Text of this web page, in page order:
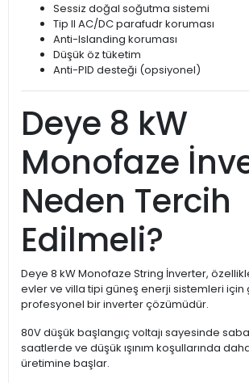
Sessiz doğal soğutma sistemi
Tip II AC/DC parafudr koruması
Anti-Islanding koruması
Düşük öz tüketim
Anti-PID desteği (opsiyonel)
Deye 8 kW
Monofaze
Neden Tercih
Edilmeli?
Deye 8 kW Monofaze String İnverter,
evler ve villa tipi güneş enerji sistemleri için
profesyonel bir inverter çözümüdür.
80V düşük başlangıç voltajı sayesinde
saatlerde ve düşük ışınım koşullarında
üretimine başlar.